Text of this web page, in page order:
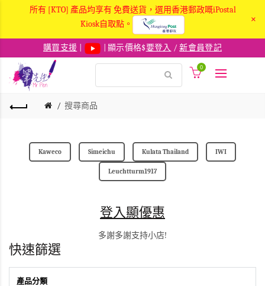
所有 [KTO] 產品均享有 免費送貨，選用香港郵政嘅iPostal
Kiosk自取點。
×
購買支援 | 顯示價格$要登入 /新會員登記
0
搜尋商品
Kaweco Simeichu Kulata Thailand IWI
Leuchtturm1917
登入顯優惠
多謝多謝支持小店!
快速篩選
產品分類